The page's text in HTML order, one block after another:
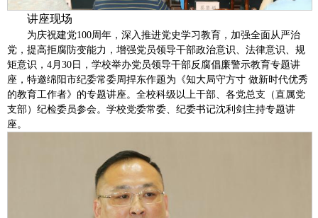
讲座现场
为庆祝建党100周年，深入推进党史学习教育，加强全面从严治
党，提高拒腐防变能力，增强党员领导干部政治意识、法律意识、规
矩意识，4月30日，学校举办党员领导干部反腐倡廉警示教育专题讲
座，特邀绵阳市纪委常委周捍东作题为《知大局守方寸 做新时代优秀
的教育工作者》的专题讲座。全校科级以上干部、各党总支（直属党
支部）纪检委员参会。学校党委常委、纪委书记沈利剑主持专题讲
座。